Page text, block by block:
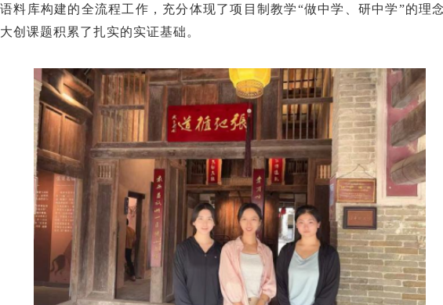
料库构建的全流程工作，充分体现了项目制教学“做中学、研中学”的理
创课题积累了扎实的实证基础。